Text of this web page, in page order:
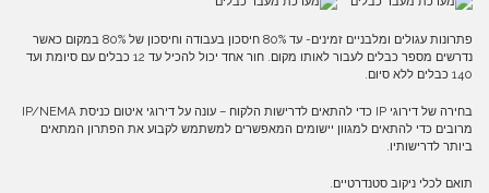
פתרונות עגולים ומלבניים זמינים- עד 80% חיסכון בעבודה וחיסכון של 80% במקום כאשר
נדרשים מספר כבלים לעבור לאותו מקום. חור אחד יכול להכיל עד 12 כבלים עם סיומת ועד
140 כבלים ללא סיום.
בחירה של דירוגי IP כדי להתאים לדרישות הלקוח – עונה על דירוגי איטום כניסת IP/NEMA
מרובים כדי להתאים למגוון יישומים המאפשרים למשתמש לקבוע את הפתרון המתאים
ביותר לדרישותיו.
תואם לכלי ניקוב סטנדרטיים.